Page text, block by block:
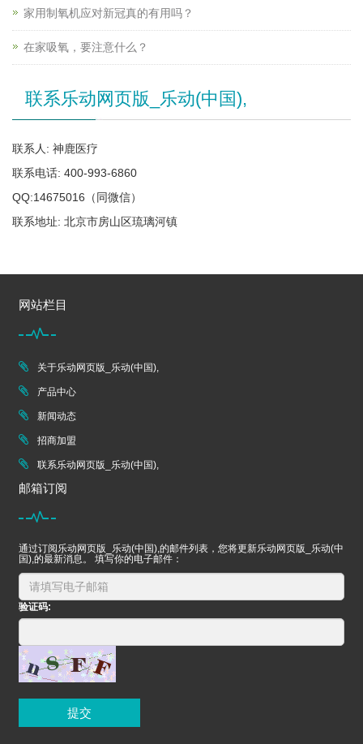
家用制氧机应对新冠真的有用吗？
在家吸氧，要注意什么？
联系乐动网页版_乐动(中国),
联系人: 神鹿医疗
联系电话: 400-993-6860
QQ:14675016（同微信）
联系地址: 北京市房山区琉璃河镇
网站栏目
关于乐动网页版_乐动(中国),
产品中心
新闻动态
招商加盟
联系乐动网页版_乐动(中国),
邮箱订阅
通过订阅乐动网页版_乐动(中国),的邮件列表，您将更新乐动网页版_乐动(中
国),的最新消息。 填写你的电子邮件：
验证码:
提交